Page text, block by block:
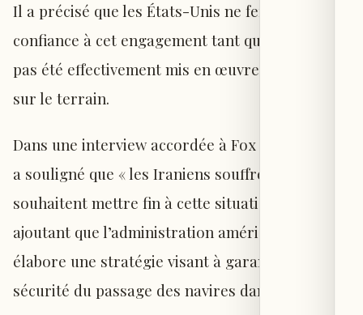
Il a précisé que les États-Unis ne feraient pas
confiance à cet engagement tant qu’il n’aurait
pas été effectivement mis en œuvre et vérifié
sur le terrain.
Dans une interview accordée à Fox News, Vance
a souligné que « les Iraniens souffrent et
souhaitent mettre fin à cette situation »,
ajoutant que l’administration américaine
élabore une stratégie visant à garantir la
sécurité du passage des navires dans le détroit.